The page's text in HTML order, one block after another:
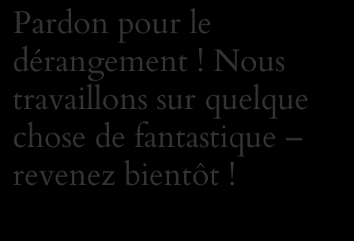
Pardon pour le
dérangement ! Nous
travaillons sur quelque
chose de fantastique –
revenez bientôt !